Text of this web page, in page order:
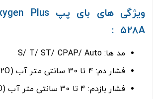
528A :
مد ها: S/ T/ ST/ CPAP/ Auto
فشار دم: 4 تا 30 سانتی متر آب (cmH2O)
فشار بازدم: 4 تا 30 سانتی متر آب (cmH2O)